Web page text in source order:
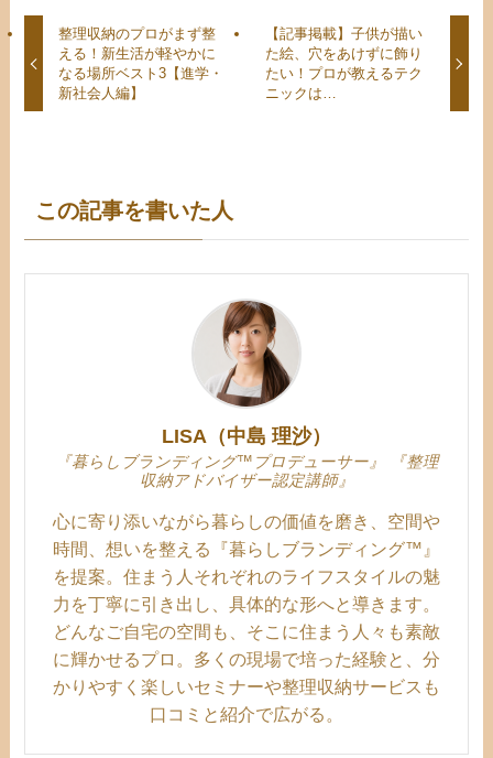
整理収納のプロがまず整
える！新生活が軽やかに
なる場所ベスト3【進学・
新社会人編】
【記事掲載】子供が描い
た絵、穴をあけずに飾り
たい！プロが教えるテク
ニックは…
この記事を書いた人
LISA（中島 理沙）
『暮らしブランディング™プロデューサー』 『整理
収納アドバイザー認定講師』
心に寄り添いながら暮らしの価値を磨き、空間や
時間、想いを整える『暮らしブランディング™』
を提案。住まう人それぞれのライフスタイルの魅
力を丁寧に引き出し、具体的な形へと導きます。
どんなご自宅の空間も、そこに住まう人々も素敵
に輝かせるプロ。多くの現場で培った経験と、分
かりやすく楽しいセミナーや整理収納サービスも
口コミと紹介で広がる。